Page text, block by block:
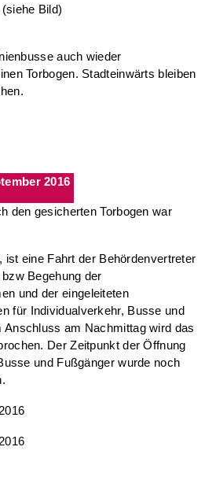
Bild)
auch wieder
Torbogen. Stadteinwärts bleiben
2016
den gesicherten Torbogen war
ist eine Fahrt der Behördenvertreter
Begehung der
und der eingeleiteten
für Individualverkehr, Busse und
Anschluss am Nachmittag wird das
Der Zeitpunkt der Öffnung
und Fußgänger wurde noch